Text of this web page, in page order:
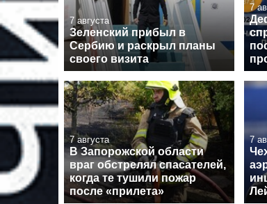
7 августа
Зеленский прибыл в
Сербию и раскрыл планы
своего визита
7
7 августа
В Запорожской области
враг обстрелял спасателей,
когда те тушили пожар
после «прилета»
7